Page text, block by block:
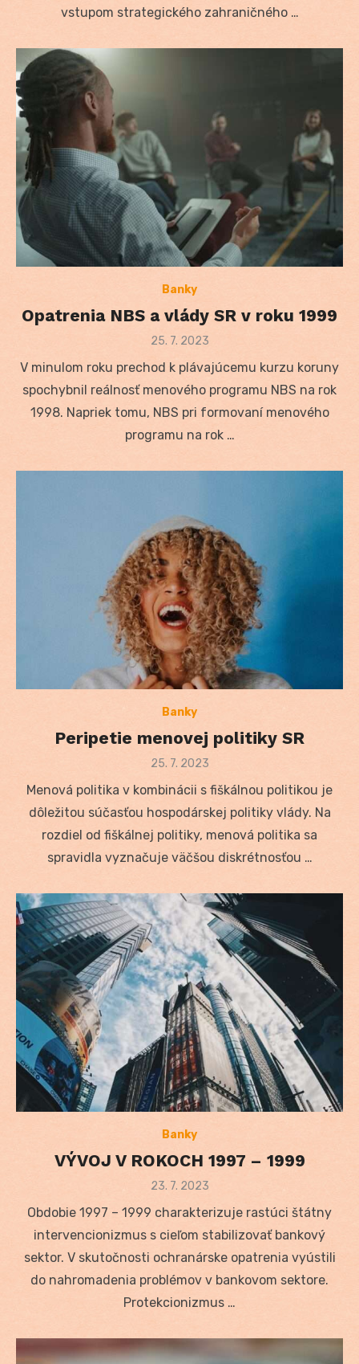
vstupom strategického zahraničného …
Banky
Opatrenia NBS a vlády SR v roku 1999
Posted
25. 7. 2023
V minulom roku prechod k plávajúcemu kurzu koruny
spochybnil reálnosť menového programu NBS na rok
1998. Napriek tomu, NBS pri formovaní menového
programu na rok …
Banky
Peripetie menovej politiky SR
Posted
25. 7. 2023
Menová politika v kombinácii s fiškálnou politikou je
dôležitou súčasťou hospodárskej politiky vlády. Na
rozdiel od fiškálnej politiky, menová politika sa
spravidla vyznačuje väčšou diskrétnosťou …
Banky
VÝVOJ V ROKOCH 1997 – 1999
Posted
23. 7. 2023
Obdobie 1997 – 1999 charakterizuje rastúci štátny
intervencionizmus s cieľom stabilizovať bankový
sektor. V skutočnosti ochranárske opatrenia vyústili
do nahromadenia problémov v bankovom sektore.
Protekcionizmus …